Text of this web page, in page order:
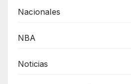
Nacionales
NBA
Noticias